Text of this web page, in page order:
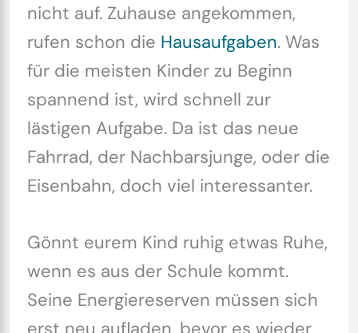
nicht auf. Zuhause angekommen,
rufen schon die Hausaufgaben. Was
für die meisten Kinder zu Beginn
spannend ist, wird schnell zur
lästigen Aufgabe. Da ist das neue
Fahrrad, der Nachbarsjunge, oder die
Eisenbahn, doch viel interessanter.
Gönnt eurem Kind ruhig etwas Ruhe,
wenn es aus der Schule kommt.
Seine Energiereserven müssen sich
erst neu aufladen, bevor es wieder